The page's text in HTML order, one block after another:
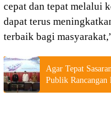
cepat dan tepat melalui
dapat terus
terbaik bagi
Agar Tepat
Publik Rancangan